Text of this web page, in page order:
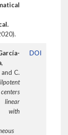
,
and C.
with
DOI